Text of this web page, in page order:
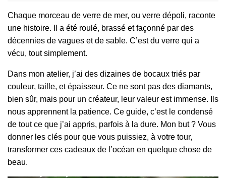
Chaque morceau de verre de mer, ou verre dépoli, raconte
une histoire. Il a été roulé, brassé et façonné par des
décennies de vagues et de sable. C’est du verre qui a
vécu, tout simplement.
Dans mon atelier, j’ai des dizaines de bocaux triés par
couleur, taille, et épaisseur. Ce ne sont pas des diamants,
bien sûr, mais pour un créateur, leur valeur est immense. Ils
nous apprennent la patience. Ce guide, c’est le condensé
de tout ce que j’ai appris, parfois à la dure. Mon but ? Vous
donner les clés pour que vous puissiez, à votre tour,
transformer ces cadeaux de l’océan en quelque chose de
beau.